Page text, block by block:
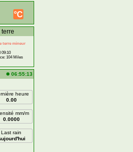
°C
terre mineur
09:10
104 Miles
06:55:13
heure
0.00
mm/m
0.0000
Last rain